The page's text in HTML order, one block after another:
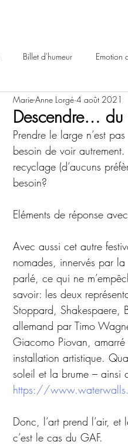
Billet d'humeur Emotion
Descendre… du
Marie-Anne Lorgé 4 août 2021
Prendre le large n’est
besoin de voir
recyclage (d’aucuns
besoin?
Eléments de réponse
Avec aussi cet autre
nomades, innervés par
parlé, ce qui ne
savoir: les deux
Stoppard, Shakespaere,
allemand par Timo
Giacomo Piovan,
installation artistique.
soleil et la brume –
https://
Donc, l’art prend l’air,
c’est le cas du GAF.